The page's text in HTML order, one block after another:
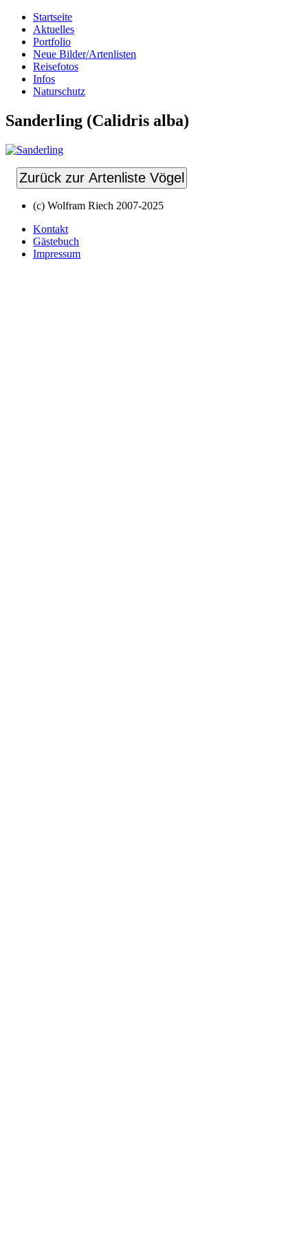
Startseite
Aktuelles
Portfolio
Neue Bilder/Artenlisten
Reisefotos
Infos
Naturschutz
Sanderling (Calidris alba)
Zurück zur Artenliste Vögel
(c) Wolfram Riech 2007-2025
Kontakt
Gästebuch
Impressum